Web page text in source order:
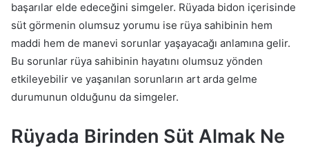
başarılar elde edeceğini simgeler. Rüyada bidon içerisinde
süt görmenin olumsuz yorumu ise rüya sahibinin hem
maddi hem de manevi sorunlar yaşayacağı anlamına gelir.
Bu sorunlar rüya sahibinin hayatını olumsuz yönden
etkileyebilir ve yaşanılan sorunların art arda gelme
durumunun olduğunu da simgeler.
Rüyada Birinden Süt Almak Ne